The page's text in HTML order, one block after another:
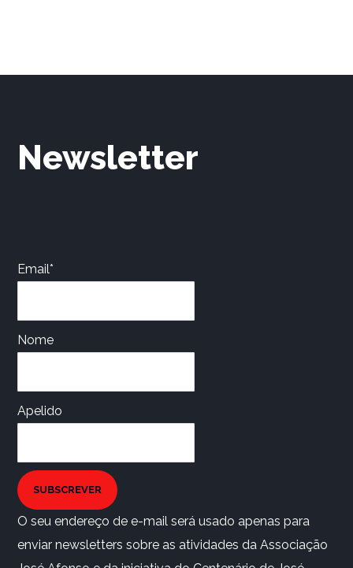
Newsletter
Email*
Nome
Apelido
SUBSCREVER
O seu endereço de e-mail será usado apenas para
enviar newsletters sobre as atividades da Associação